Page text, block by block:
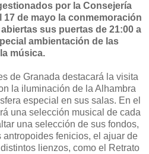
por la Consejería
de mayo la conmemoración
sus puertas de 21:00 a
ambientación de las
música.
de Granada destacará la visita
la iluminación de la Alhambra
especial en sus salas. En el
una selección musical de cada
una selección de sus fondos,
fenicios, el ajuar de
lienzos, como el Retrato